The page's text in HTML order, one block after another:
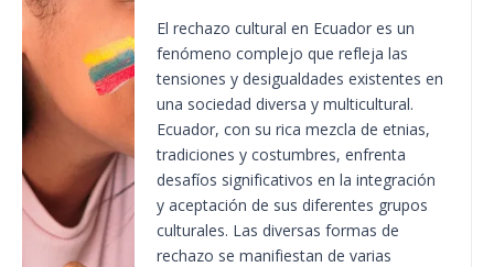
El rechazo cultural en Ecuador es un
fenómeno complejo que refleja las
tensiones y desigualdades existentes en
una sociedad diversa y multicultural.
Ecuador, con su rica mezcla de etnias,
tradiciones y costumbres, enfrenta
desafíos significativos en la integración
y aceptación de sus diferentes grupos
culturales. Las diversas formas de
rechazo se manifiestan de varias